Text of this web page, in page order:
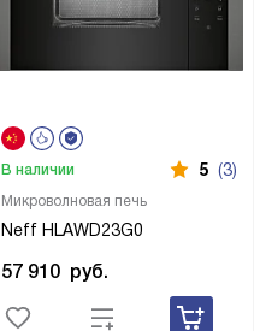
Микроволновая печь
Neff HLAWD23G0
В наличии 5 (3)
57 910 руб.